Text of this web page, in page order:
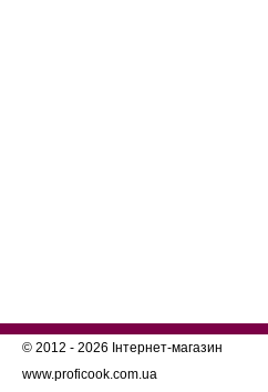
© 2012 - 2026 Інтернет-магазин
www.proficook.com.ua